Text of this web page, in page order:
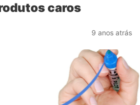
caros
9 anos atrás